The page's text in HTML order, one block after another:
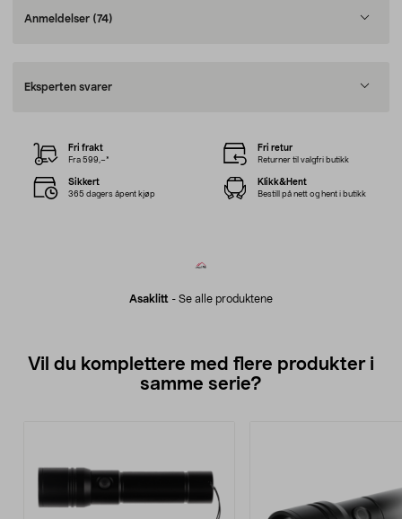
Anmeldelser (74)
Eksperten svarer
Asaklitt - Se alle produktene
Fri frakt
Fra 599,–*
Fri retur
Returner til valgfri butikk
Sikkert
365 dagers åpent kjøp
Klikk&Hent
Bestill på nett og hent i butikk
Vil du komplettere med flere produkter i
samme serie?